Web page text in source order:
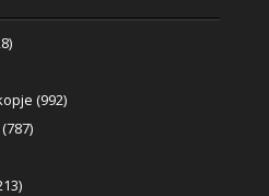
(992)